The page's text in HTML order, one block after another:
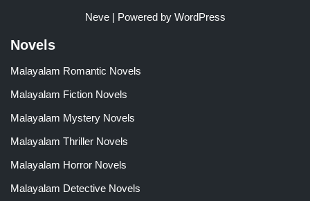
Neve| Powered by WordPress
Novels
Malayalam Romantic Novels
Malayalam Fiction Novels
Malayalam Mystery Novels
Malayalam Thriller Novels
Malayalam Horror Novels
Malayalam Detective Novels